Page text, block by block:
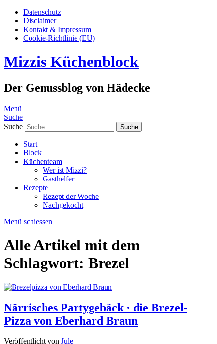
Datenschutz
Disclaimer
Kontakt & Impressum
Cookie-Richtlinie (EU)
Mizzis Küchenblock
Der Genussblog von Hädecke
Menü
Suche
Suche
Start
Block
Küchenteam
Wer ist Mizzi?
Gasthelfer
Rezepte
Rezept der Woche
Nachgekocht
Menü schiessen
Alle Artikel mit dem
Schlagwort: Brezel
Närrisches Partygebäck · die Brezel-
Pizza von Eberhard Braun
Veröffentlicht von Jule